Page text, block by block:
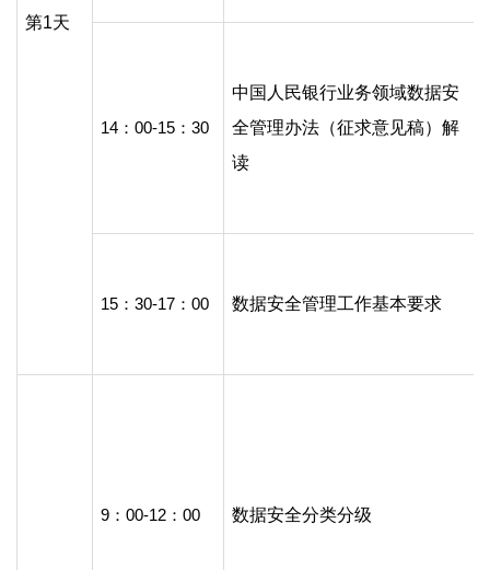
第1天
14：00-15：30
中国人民银行业务领域数据安
全管理办法（征求意见稿）解
读
15：30-17：00 数据安全管理工作基本要求
9：00-12：00 数据安全分类分级